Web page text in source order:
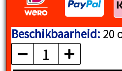
Beschikbaarheid: 20
TRELLEBORG
aantal